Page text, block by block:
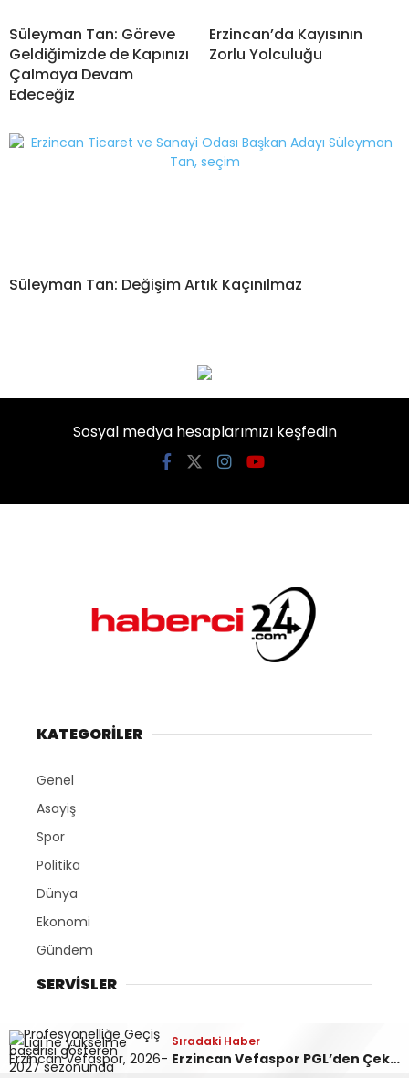
Sıradaki Haber
Kemaliye’nin Gizli Hazinesi Yeşilyurt Köyü Camii
Süleyman Tan: Göreve
Geldiğimizde de Kapınızı
Çalmaya Devam
Edeceğiz
Erzincan’da Kayısının
Zorlu Yolculuğu
Süleyman Tan: Değişim Artık Kaçınılmaz
Sıradaki Haber
Erzincan Vefaspor PGL’den Çekildi
Sosyal medya hesaplarımızı keşfedin
KATEGORİLER
Genel
Asayiş
Spor
Politika
Dünya
Ekonomi
Gündem
SERVİSLER
Hava Durumu
Namaz Vakitleri